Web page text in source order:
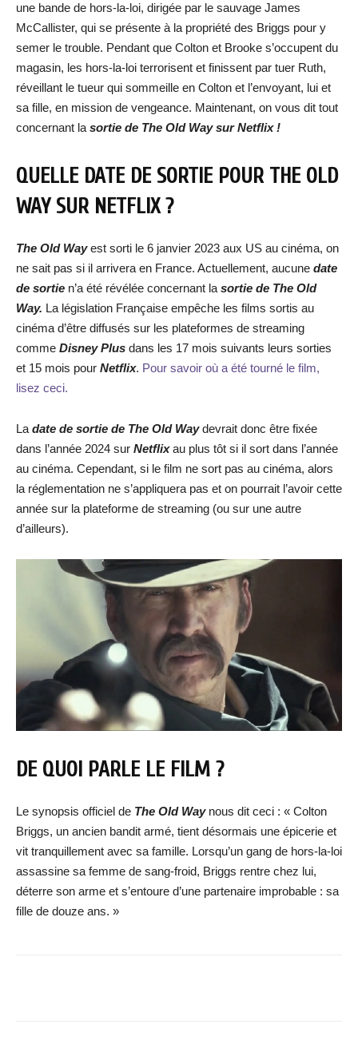
une bande de hors-la-loi, dirigée par le sauvage James
McCallister, qui se présente à la propriété des Briggs pour y
semer le trouble. Pendant que Colton et Brooke s’occupent du
magasin, les hors-la-loi terrorisent et finissent par tuer Ruth,
réveillant le tueur qui sommeille en Colton et l’envoyant, lui et
sa fille, en mission de vengeance. Maintenant, on vous dit tout
concernant la sortie de The Old Way sur Netflix !
QUELLE DATE DE SORTIE POUR THE OLD
WAY SUR NETFLIX ?
The Old Way est sorti le 6 janvier 2023 aux US au cinéma, on
ne sait pas si il arrivera en France. Actuellement, aucune date
de sortie n’a été révélée concernant la sortie de The Old
Way. La législation Française empêche les films sortis au
cinéma d’être diffusés sur les plateformes de streaming
comme Disney Plus dans les 17 mois suivants leurs sorties
et 15 mois pour Netflix. Pour savoir où a été tourné le film,
lisez ceci.
La date de sortie de The Old Way devrait donc être fixée
dans l’année 2024 sur Netflixau plus tôt si il sort dans l’année
au cinéma. Cependant, si le film ne sort pas au cinéma, alors
la réglementation ne s’appliquera pas et on pourrait l’avoir cette
année sur la plateforme de streaming (ou sur une autre
d’ailleurs).
DE QUOI PARLE LE FILM ?
Le synopsis officiel de The Old Waynous dit ceci : « Colton
Briggs, un ancien bandit armé, tient désormais une épicerie et
vit tranquillement avec sa famille. Lorsqu’un gang de hors-la-loi
assassine sa femme de sang-froid, Briggs rentre chez lui,
déterre son arme et s’entoure d’une partenaire improbable : sa
fille de douze ans. »